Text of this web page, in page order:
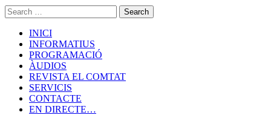
INICI
INFORMATIUS
PROGRAMACIÓ
ÀUDIOS
REVISTA EL COMTAT
SERVICIS
CONTACTE
EN DIRECTE…